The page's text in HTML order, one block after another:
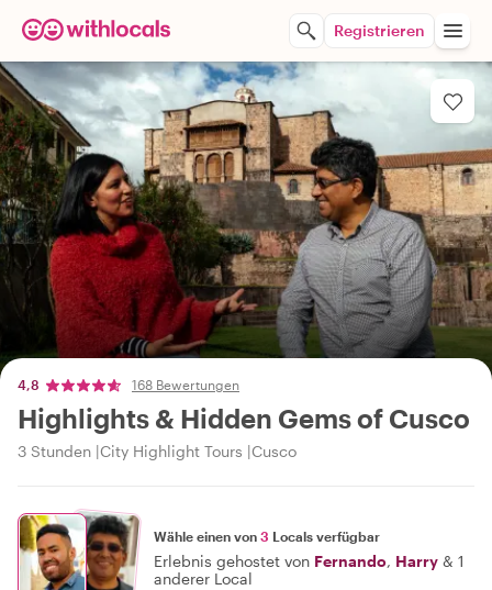
Registrieren
4,8 168 Bewertungen
Highlights & Hidden Gems of Cusco
3 Stunden City Highlight Tours Cusco
Wähle einen von 3 Locals verfügbar
Erlebnis gehostet von Fernando, Harry & 1
anderer Local